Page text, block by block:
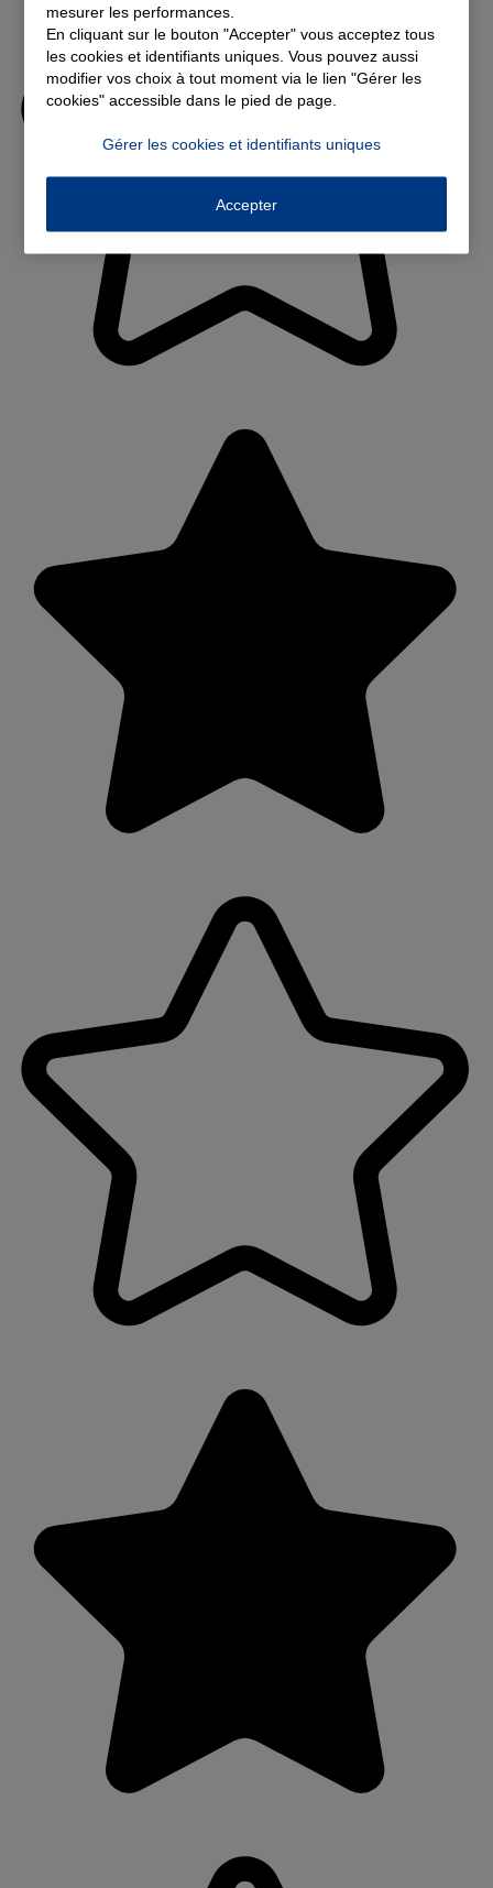
mesurer les performances.
En cliquant sur le bouton "Accepter" vous acceptez tous
les cookies et identifiants uniques. Vous pouvez aussi
modifier vos choix à tout moment via le lien "Gérer les
cookies" accessible dans le pied de page.
Gérer les cookies et identifiants uniques
Accepter